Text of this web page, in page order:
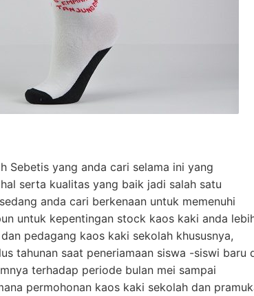
Sebetis yang anda cari selama ini yang
serta kualitas yang baik jadi salah satu
anda cari berkenaan untuk memenuhi
untuk kepentingan stock kaos kaki anda
pedagang kaos kaki sekolah khususnya,
tahunan saat peneriamaan siswa -siswi baru
terhadap periode bulan mei sampai
permohonan kaos kaki sekolah dan